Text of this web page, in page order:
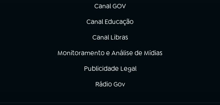
Canal GOV
(abre em nova aba)
Canal Educação
(abre em nova aba)
Canal Libras
(abre em nova aba)
Monitoramento e Análise de Mídias
(abre em nova aba)
Publicidade Legal
(abre em nova aba)
Rádio Gov
(abre em nova aba)